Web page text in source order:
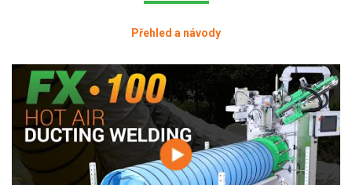
Přehled a návody